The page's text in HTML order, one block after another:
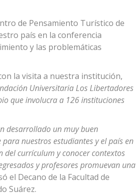
de Pensamiento Turístico de
país en la conferencia
y las problemáticas
la visita a nuestra institución,
Universitaria Los Libertadores
que involucra a 126 instituciones
desarrollado un muy buen
nuestros estudiantes y el país en
currículum y conocer contextos
y profesores promuevan una
el Decano de la Facultad de
Suárez.